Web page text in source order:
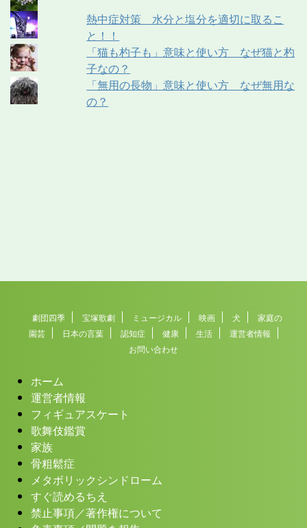
熱中症対策 水分と塩分を適切に取るこ
と！！
「猫も杓子も」意味と使い方 なぜ猫と杓
子なの？
「無用の長物」意味と使い方 なぜ無用な
の？
劇団四季 宝塚歌劇 ミュージカル 映画 犬
家庭の
園芸
日本の言葉 認知症 健康 生活
運営者情報
お問い合わせ
ホーム
運営者情報
フィギュアスケート
歌舞伎鑑賞
家族
骨粗鬆症
メタボリックシンドローム
すぐ読めるちえ
禁止事項／著作権について